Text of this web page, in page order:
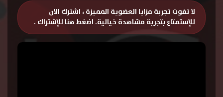
لا تفوت تجربة مزايا العضوية المميزة ، اشترك الان
للإستمتاع بتجربة مشاهدة خيالية. اضغط هنا للإشتراك .